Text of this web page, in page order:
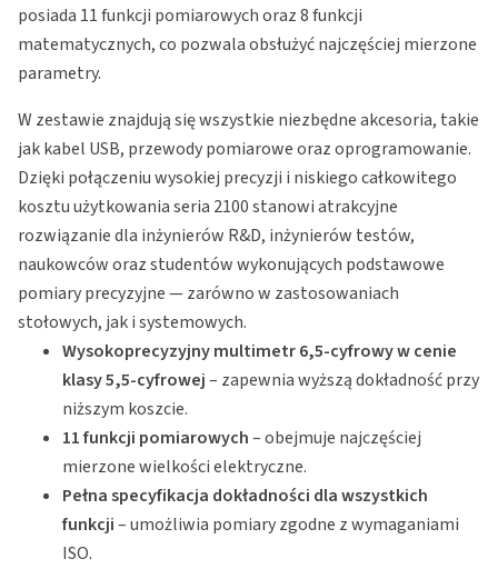
posiada 11 funkcji pomiarowych oraz 8 funkcji
matematycznych, co pozwala obsłużyć najczęściej mierzone
parametry.
W zestawie znajdują się wszystkie niezbędne akcesoria, takie
jak kabel USB, przewody pomiarowe oraz oprogramowanie.
Dzięki połączeniu wysokiej precyzji i niskiego całkowitego
kosztu użytkowania seria 2100 stanowi atrakcyjne
rozwiązanie dla inżynierów R&D, inżynierów testów,
naukowców oraz studentów wykonujących podstawowe
pomiary precyzyjne — zarówno w zastosowaniach
stołowych, jak i systemowych.
Wysokoprecyzyjny multimetr 6,5-cyfrowy w cenie
klasy 5,5-cyfrowej– zapewnia wyższą dokładność przy
niższym koszcie.
11 funkcji pomiarowych– obejmuje najczęściej
mierzone wielkości elektryczne.
Pełna specyfikacja dokładności dla wszystkich
funkcji– umożliwia pomiary zgodne z wymaganiami
ISO.